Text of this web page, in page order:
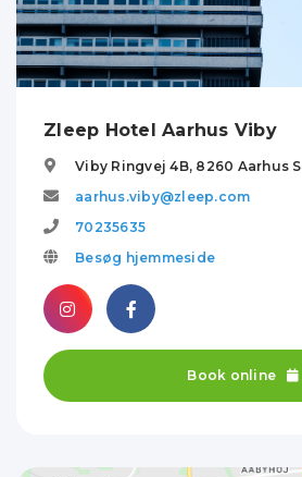
Zleep Hotel Aarhus Viby
Viby Ringvej 4B, 8260 Aarhus S
aarhus.viby@zleep.com
70235635
Besøg hjemmeside
Book online